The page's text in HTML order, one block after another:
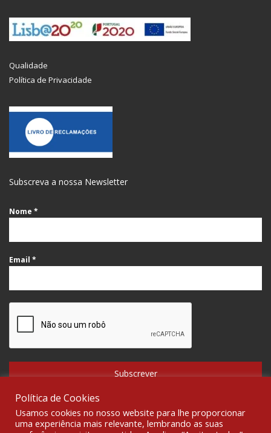
Qualidade
Política de Privacidade
Subscreva a nossa Newsletter
Nome *
Email *
Subscrever
Política de Cookies
Usamos cookies no nosso website para lhe proporcionar
uma experiência mais relevante, lembrando as suas